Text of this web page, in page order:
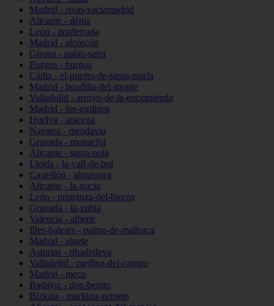
Madrid - rivas-vaciamadrid
Alicante - dénia
León - ponferrada
Madrid - alcorcón
Girona - palau-sator
Burgos - burgos
Cádiz - el-puerto-de-santa-maría
Madrid - boadilla-del-monte
Valladolid - arroyo-de-la-encomienda
Madrid - los-molinos
Huelva - aracena
Navarra - mendavia
Granada - monachil
Alicante - santa-pola
Lleida - la-vall-de-boí
Castellón - almassora
Alicante - la-nucia
León - priaranza-del-bierzo
Granada - la-zubia
Valencia - alberic
Illes-balears - palma-de-mallorca
Madrid - algete
Asturias - ribadedeva
Valladolid - medina-del-campo
Madrid - meco
Badajoz - don-benito
Bizkaia - markina-xemein